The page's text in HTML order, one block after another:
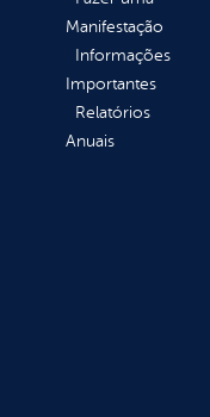
Manifestação
Informações
Importantes
Relatórios
Anuais